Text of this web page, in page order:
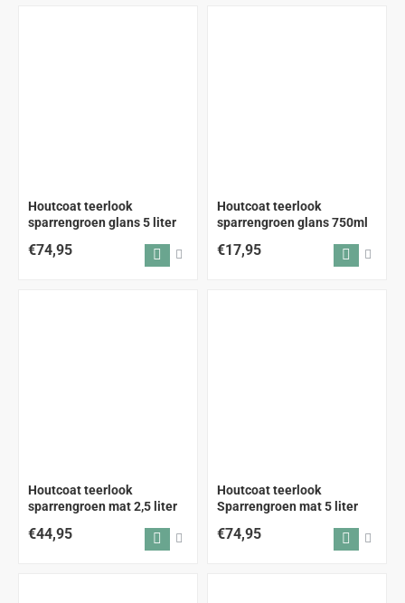
Houtcoat teerlook
sparrengroen glans 5 liter
€74,95
Houtcoat teerlook
sparrengroen glans 750ml
€17,95
Houtcoat teerlook
sparrengroen mat 2,5 liter
€44,95
Houtcoat teerlook
Sparrengroen mat 5 liter
€74,95